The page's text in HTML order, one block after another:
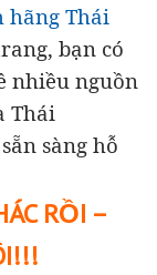
hãng Thái
bạn có
nhiều nguồn
Thái
sàng hỗ
RỒI –